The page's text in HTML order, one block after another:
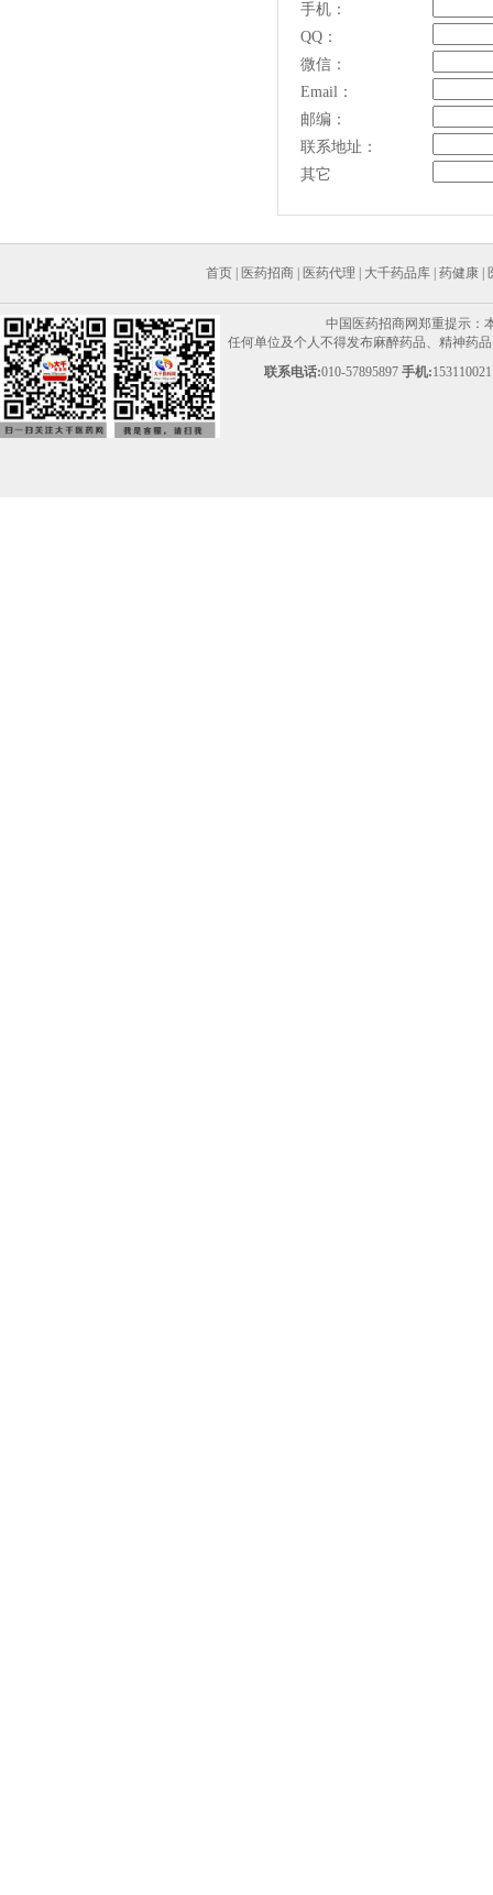
手机：
QQ：
微信：
Email：
邮编：
联系地址：
其它
首页| 医药招商| 医药代理 大千药品库| 药健康|
中国医药招商网郑重提示：
任何单位及个人不得发布麻醉药品、精神药
联系电话:010-57895897 手机: